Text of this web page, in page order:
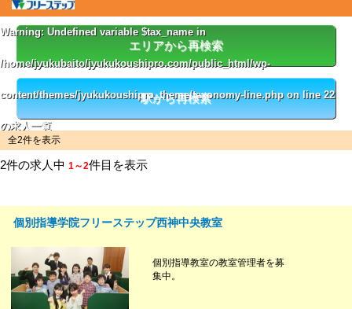
Warning: Undefined variable $tax_name in
/home/jyukubaito/jyukukoushipro.com/public_html/wp-
content/themes/jyukukoushipro_theme/taxonomy-line.phpon line 22
の求人一覧
エリアから再検索
駅から再検索
全2件を表示
2件の求人中 1～2件目を表示
個別指導学院フリーステップ西神中央教室
個別指導教室の教室管理者を募
集中。